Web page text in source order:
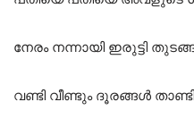
നേരം നന്നായി ഇരുട്ടി
വണ്ടി വീണ്ടും ദൂരങ്ങൾ